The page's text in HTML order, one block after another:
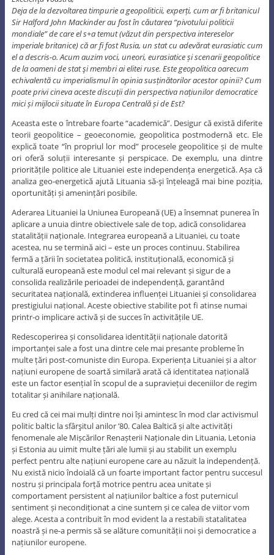
Deja de la dezvoltarea timpurie a geopoliticii, experți, cum ar fi britanicul
Sir Halford John Mackinder au fost în căutarea “pivotului politicii
mondiale” de care el s+a temut (văzut din perspectiva intereselor
imperiale britanice) că ar fi fost Rusia, un stat cu adevărat eurasiatic cum
el a descris-o. Acum auzim voci, uneori, eurasiatice și scenarii geopolitice
de la oameni de stat şi membri ai elitei ruse. Este geopolitica oarecum
echivalentă cu imperialismul în opinia susținătorilor acestor opinii? Cum
poate privi cineva aceste discuții din perspectiva națiunilor democratice
mici și mijlocii situate în Europa Centrală și de Est?
Aceasta este o întrebare foarte “academică”. Desigur că există diferite
teorii geopolitice – geoeconomie, geopolitica postmodernă etc. Ele
explică toate “în propriul lor mod” procesele geopolitice și de multe
ori oferă soluții interesante și perspicace. De exemplu, una dintre
prioritățile politice ale Lituaniei este independența energetică. Așa că
analiza geo-energetică ajută Lituania să-şi înțeleagă mai bine poziția,
oportunități și amenințări posibile.
Aderarea Lituaniei la Uniunea Europeană (UE) a însemnat punerea în
aplicare a unuia dintre obiectivele sale de top, adică consolidarea
statalității naționale. Integrarea europeană a Lituaniei, cu toate
acestea, nu se termină aici – este un proces continuu. Stabilirea
fermă a țării în societatea politică, instituțională, economică și
culturală europeană este modul cel mai relevant și sigur de a
consolida realizările perioadei de independență, garantând
securitatea națională, extinderea influenței Lituaniei și consolidarea
prestigiului național. Aceste obiective stabilite pot fi atinse numai
printr-o implicare activă și de succes în activitățile UE.
Redescoperirea și consolidarea identității naționale datorită
importanței sale a fost una dintre cele mai presante probleme în
multe țări post-comuniste din Europa. Experiența Lituaniei și a altor
națiuni europene de soartă similară arată că identitatea națională
este un factor esențial în scopul de a supraviețui deceniilor de regim
totalitar și anihilare națională.
Eu cred că cei mai mulți dintre noi își amintesc în mod clar activismul
politic baltic la sfârşitul anilor ’80. Calea Baltică și alte activități
fenomenale ale Mișcărilor Renașterii Naționale din Lituania, Letonia
și Estonia au uimit multe țări ale lumii și au stabilit un exemplu
perfect pentru alte națiuni europene care au năzuit la independență.
Nu există nicio îndoială că un foarte important factor pentru succesul
nostru și principala forță motrice pentru acea unitate și
comportament persistent al națiunilor baltice a fost puternicul
sentiment și necondiționat a cine suntem și ce calea de viitor vom
alege. Acesta a contribuit în mod evident la a restabili statalitatea
noastră și ne-a permis să se alăture comunității noi și democratice a
națiunilor europene.